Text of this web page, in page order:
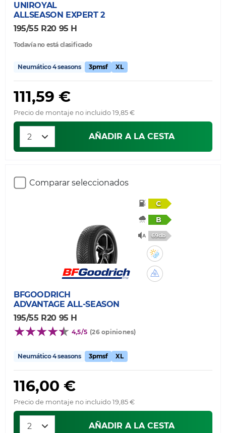
UNIROYAL
ALLSEASON EXPERT 2
195/55 R20 95 H
Todavía no está clasificado
Neumático 4 seasons 3pmsf XL
111,59 €
Precio de montaje no incluido 19,85 €
AÑADIR A LA CESTA
Comparar seleccionados
C
B
69db
BFGOODRICH
ADVANTAGE ALL-SEASON
195/55 R20 95 H
4,5/5 (26 opiniones)
Neumático 4 seasons 3pmsf XL
116,00 €
Precio de montaje no incluido 19,85 €
AÑADIR A LA CESTA